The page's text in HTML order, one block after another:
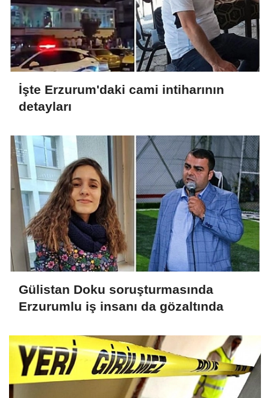
İşte Erzurum'daki cami intiharının
detayları
Gülistan Doku soruşturmasında
Erzurumlu iş insanı da gözaltında